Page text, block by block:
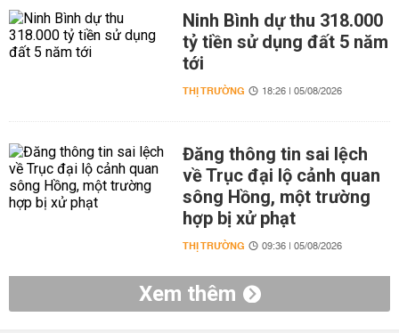
Ninh Bình dự thu 318.000
tỷ tiền sử dụng đất 5 năm
tới
THỊ TRƯỜNG 18:26 | 05/08/2026
Đăng thông tin sai lệch
về Trục đại lộ cảnh quan
sông Hồng, một trường
hợp bị xử phạt
THỊ TRƯỜNG 09:36 | 05/08/2026
Xem thêm